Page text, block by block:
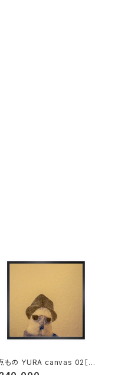
もの YURA canvas 02［額